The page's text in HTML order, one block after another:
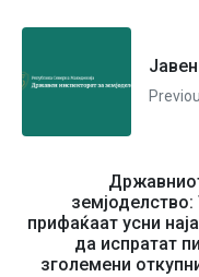
земјоделство:
прифаќаат усни
да испратат
зголемени